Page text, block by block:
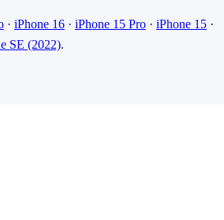
· iPhone 16 · iPhone 15 Pro · iPhone 15 ·
SE (2022).